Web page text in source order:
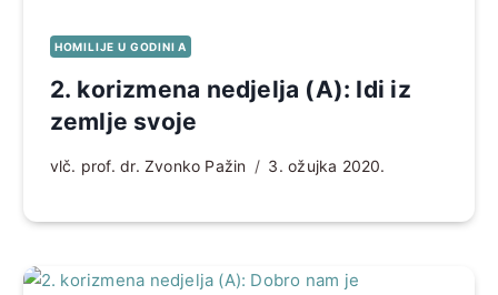
HOMILIJE U GODINI A
2. korizmena nedjelja (A): Idi iz
zemlje svoje
vlč. prof. dr. Zvonko Pažin 3. ožujka 2020.